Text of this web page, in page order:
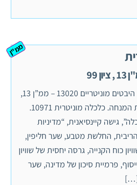
ממ"ן
כלכלה בין לאומית – היבטים מוניטריים 13020 – ממ”ן 13,
ציון 99 – כולל הערות המנחה. כלכלה מוניטרית 10971.
גישה קיינסיאנית, “מדיניות
החלשת מטבע, שער חליפין,
כוח הקנייה, גרסה יחסית של שוויון
פרמיית סיכון של מדינה, שער
[…]